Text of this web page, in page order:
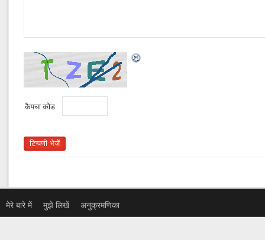
कैपचा कोड
मेरे बारे में मुझे लिखें अनुक्रमणिका